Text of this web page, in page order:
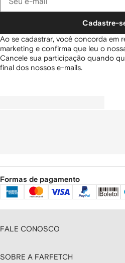
Cadastre-
Ao se cadastrar, você concorda em
marketing e confirma que leu o
Cancele sua participação quando
final dos nossos e-mails.
Formas de pagamento
FALE CONOSCO
SOBRE A FARFETCH